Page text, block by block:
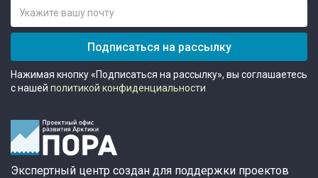
Подписаться на рассылку
Нажимая кнопку «Подписаться на рассылку», вы соглашаетесь
с нашей политикой конфиденциальности
Экспертный центр создан для поддержки проектов